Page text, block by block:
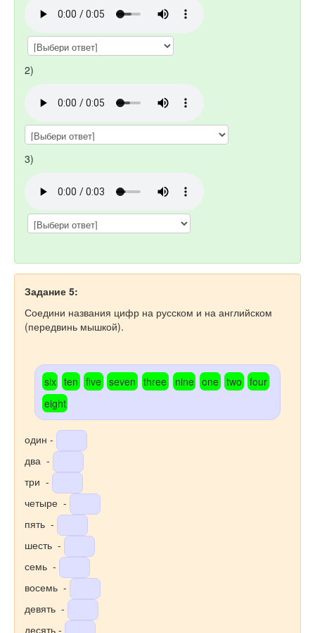
2)
3)
Задание 5:
Соедини названия цифр на русском и на английском
(передвинь мышкой).
six ten five seven three nine one two
four
eight
один -
два -
три -
четыре -
пять -
шесть -
семь -
восемь -
девять -
десять -